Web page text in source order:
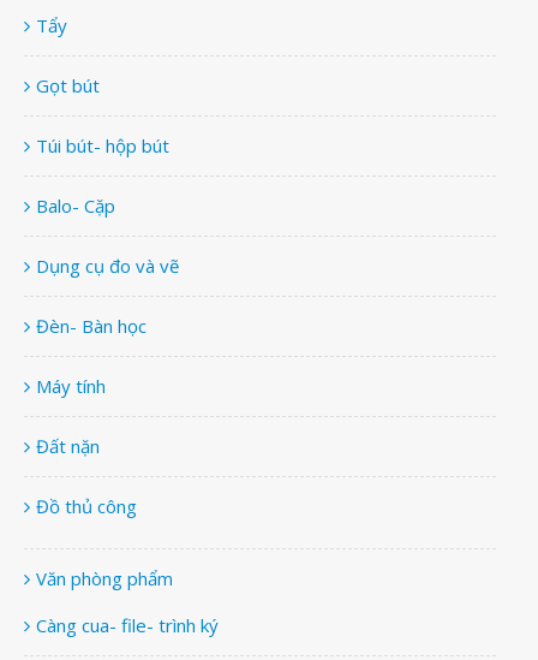
Tẩy
Gọt bút
Túi bút- hộp bút
Balo- Cặp
Dụng cụ đo và vẽ
Đèn- Bàn học
Máy tính
Đất nặn
Đồ thủ công
Văn phòng phẩm
Càng cua- file- trình ký